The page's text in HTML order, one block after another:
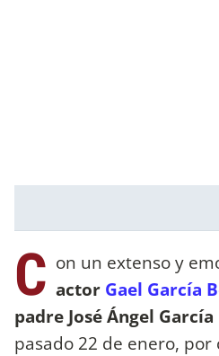
C on un extenso y
actor Gael García
padre José Ángel
pasado 22 de enero, por